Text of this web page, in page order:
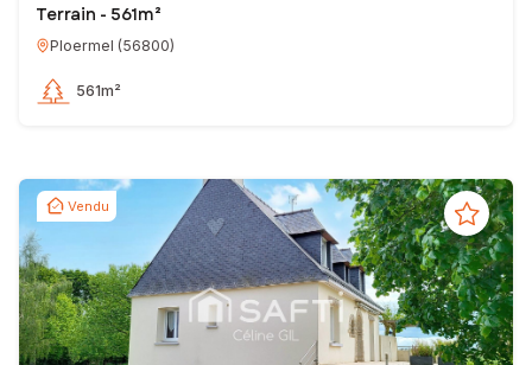
Terrain - 561m²
Ploermel (56800)
561m²
Vendu